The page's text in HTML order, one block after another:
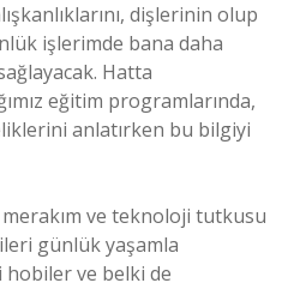
dişlerinin olup
işlerimde bana daha
Hatta
eğitim programlarında,
anlatırken bu bilgiyi
ve teknoloji tutkusu
günlük yaşamla
ve belki de